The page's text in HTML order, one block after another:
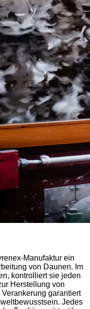
Manufaktur ein
von Daunen. Im
kontrolliert sie jeden
Herstellung von
garantiert
Jedes